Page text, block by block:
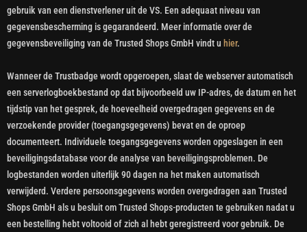
gebruik van een dienstverlener uit de VS. Een adequaat niveau van
gegevensbescherming is gegarandeerd. Meer informatie over de
gegevensbeveiliging van de Trusted Shops GmbH vindt u hier.
Wanneer de Trustbadge wordt opgeroepen, slaat de webserver automatisch
een serverlogboekbestand op dat bijvoorbeeld uw IP-adres, de datum en het
tijdstip van het gesprek, de hoeveelheid overgedragen gegevens en de
verzoekende provider (toegangsgegevens) bevat en de oproep
documenteert. Individuele toegangsgegevens worden opgeslagen in een
beveiligingsdatabase voor de analyse van beveiligingsproblemen. De
logbestanden worden uiterlijk 90 dagen na het maken automatisch
verwijderd. Verdere persoonsgegevens worden overgedragen aan Trusted
Shops GmbH als u besluit om Trusted Shops-producten te gebruiken nadat u
een bestelling hebt voltooid of zich al hebt geregistreerd voor gebruik. De